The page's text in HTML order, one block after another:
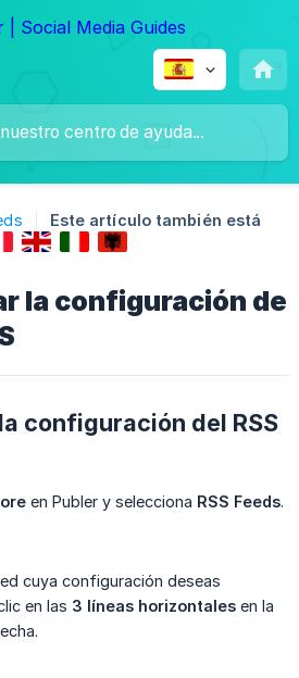
Este artículo también está
la configuración de
configuración del RSS
en Publer y selecciona RSS Feeds.
cuya configuración deseas
en las 3 líneas horizontales en la